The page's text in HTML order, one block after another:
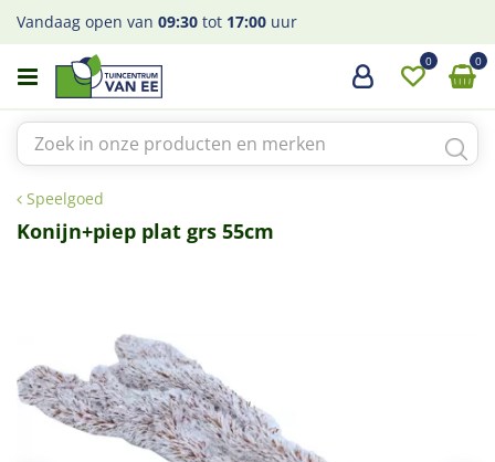
a
Speelgoed
Vandaag open van 09:30 tot 17:00 uur
Konijn+piep plat grs 55cm